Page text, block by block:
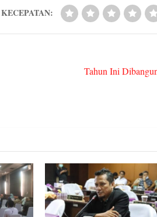
KECEPATAN:
Tahun Ini